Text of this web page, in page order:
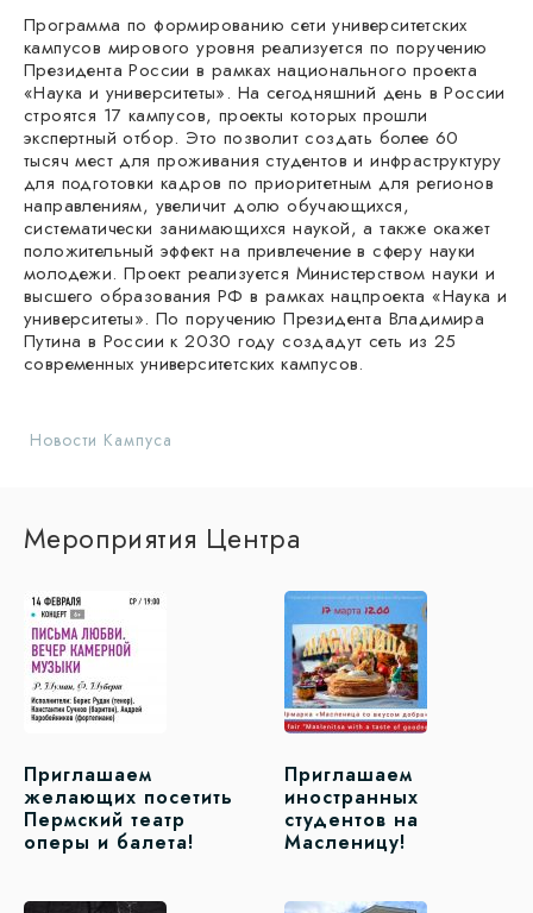
Программа по формированию сети университетских
кампусов мирового уровня реализуется по поручению
Президента России в рамках национального проекта
«Наука и университеты». На сегодняшний день в России
строятся 17 кампусов, проекты которых прошли
экспертный отбор. Это позволит создать более 60
тысяч мест для проживания студентов и инфраструктуру
для подготовки кадров по приоритетным для регионов
направлениям, увеличит долю обучающихся,
систематически занимающихся наукой, а также окажет
положительный эффект на привлечение в сферу науки
молодежи. Проект реализуется Министерством науки и
высшего образования РФ в рамках нацпроекта «Наука и
университеты». По поручению Президента Владимира
Путина в России к 2030 году создадут сеть из 25
современных университетских кампусов.
Новости Кампуса
Мероприятия Центра
Приглашаем
желающих посетить
Пермский театр
оперы и балета!
Приглашаем
иностранных
студентов на
Масленицу!